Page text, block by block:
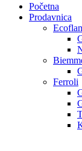
Početna
Prodavnica
Ferroli